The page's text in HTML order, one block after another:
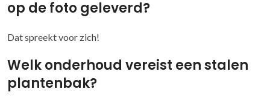
op de foto geleverd?
Dat spreekt voor zich!
Welk onderhoud vereist een stalen
plantenbak?